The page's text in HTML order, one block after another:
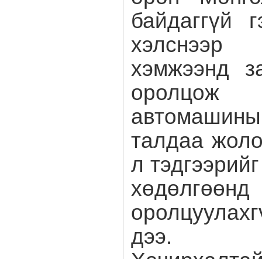
байдаггүй
хэмжээнд
оролцож
талдаа
л
хөдөлгөөнд
дээ.